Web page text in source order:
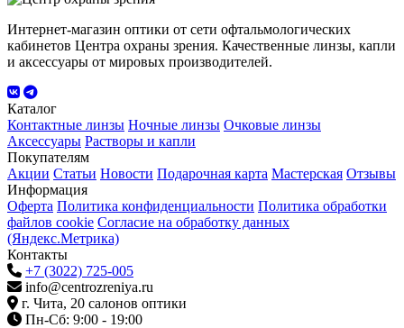
Интернет-магазин оптики от сети офтальмологических
кабинетов Центра охраны зрения. Качественные линзы, капли
и аксессуары от мировых производителей.
Каталог
Контактные линзы Ночные линзы Очковые линзы
Аксессуары Растворы и капли
Покупателям
Акции Статьи Новости Подарочная карта Мастерская Отзывы
Информация
Оферта Политика конфиденциальности Политика обработки
файлов cookie Согласие на обработку данных
(Яндекс.Метрика)
Контакты
+7 (3022) 725-005
info@centrozreniya.ru
г. Чита, 20 салонов оптики
Пн-Сб: 9:00 - 19:00